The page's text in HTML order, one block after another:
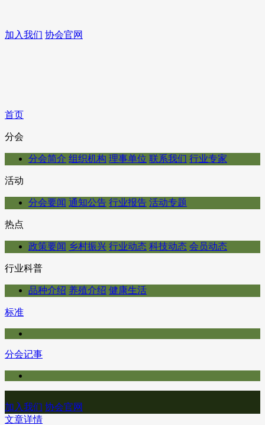
加入我们 协会官网
首页
分会
分会简介 组织机构 理事单位 联系我们 行业专家
活动
分会要闻 通知公告 行业报告 活动专题
热点
政策要闻 乡村振兴 行业动态 科技动态 会员动态
行业科普
品种介绍 养殖介绍 健康生活
标准
分会记事
加入我们 协会官网
文章详情